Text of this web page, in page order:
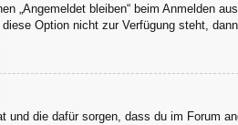
„Angemeldet bleiben“ beim Anmelden
Option nicht zur Verfügung steht,
und die dafür sorgen, dass du im Forum